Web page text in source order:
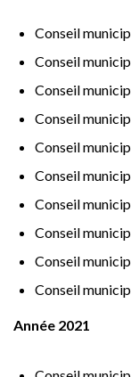
Conseil
Conseil
Conseil
Conseil
Conseil
Conseil
Conseil
Conseil
Conseil
Conseil
Année 2021